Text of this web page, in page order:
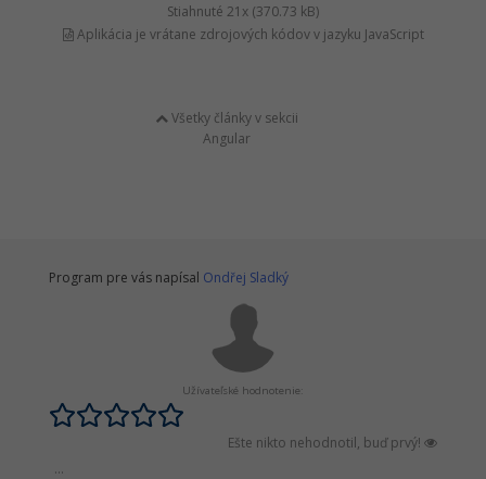
Stiahnuté 21x (370.73 kB)
Aplikácia je vrátane zdrojových kódov v jazyku JavaScript
Všetky články v sekcii
Angular
Program pre vás napísal Ondřej Sladký
Užívateľské hodnotenie:
Ešte nikto nehodnotil, buď prvý!
...